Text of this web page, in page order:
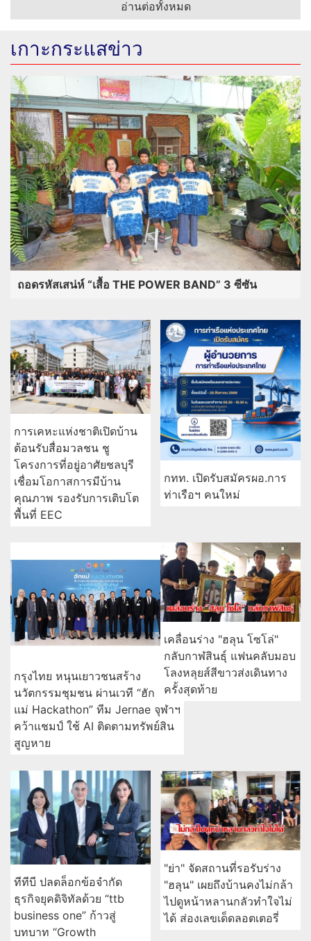
อ่านต่อทั้งหมด
เกาะกระแสข่าว
ถอดรหัสเสน่ห์ “เสื้อ THE POWER BAND” 3 ซีซัน
การเคหะแห่งชาติเปิดบ้าน
ต้อนรับสื่อมวลชน ชู
โครงการที่อยู่อาศัยชลบุรี
เชื่อมโอกาสการมีบ้าน
คุณภาพ รองรับการเติบโต
พื้นที่ EEC
กทท. เปิดรับสมัครผอ.การ
ท่าเรือฯ คนใหม่
กรุงไทย หนุนเยาวชนสร้าง
นวัตกรรมชุมชน ผ่านเวที “ฮัก
แม่ Hackathon” ทีม Jernae จุฬาฯ
คว้าแชมป์ ใช้ AI ติดตามทรัพย์สิน
สูญหาย
เคลื่อนร่าง "ฮลุน โซโล่"
กลับกาฬสินธุ์ แฟนคลับมอบ
โลงหลุยส์สีขาวส่งเดินทาง
ครั้งสุดท้าย
ทีทีบี ปลดล็อกข้อจำกัด
ธุรกิจยุคดิจิทัลด้วย “ttb
business one” ก้าวสู่
บทบาท “Growth
"ย่า" จัดสถานที่รอรับร่าง
"ฮลุน" เผยถึงบ้านคงไม่กล้า
ไปดูหน้าหลานกลัวทำใจไม่
ได้ ส่องเลขเด็ดลอตเตอรี่